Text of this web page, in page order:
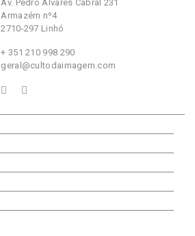
Av. Pedro Alvares Cabral 231
Armazém nº4
2710-297 Linhó
+ 351 210 998 290
geral@cultodaimagem.com